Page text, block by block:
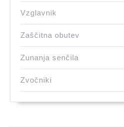
Vzglavnik
Zaščitna obutev
Zunanja senčila
Zvočniki